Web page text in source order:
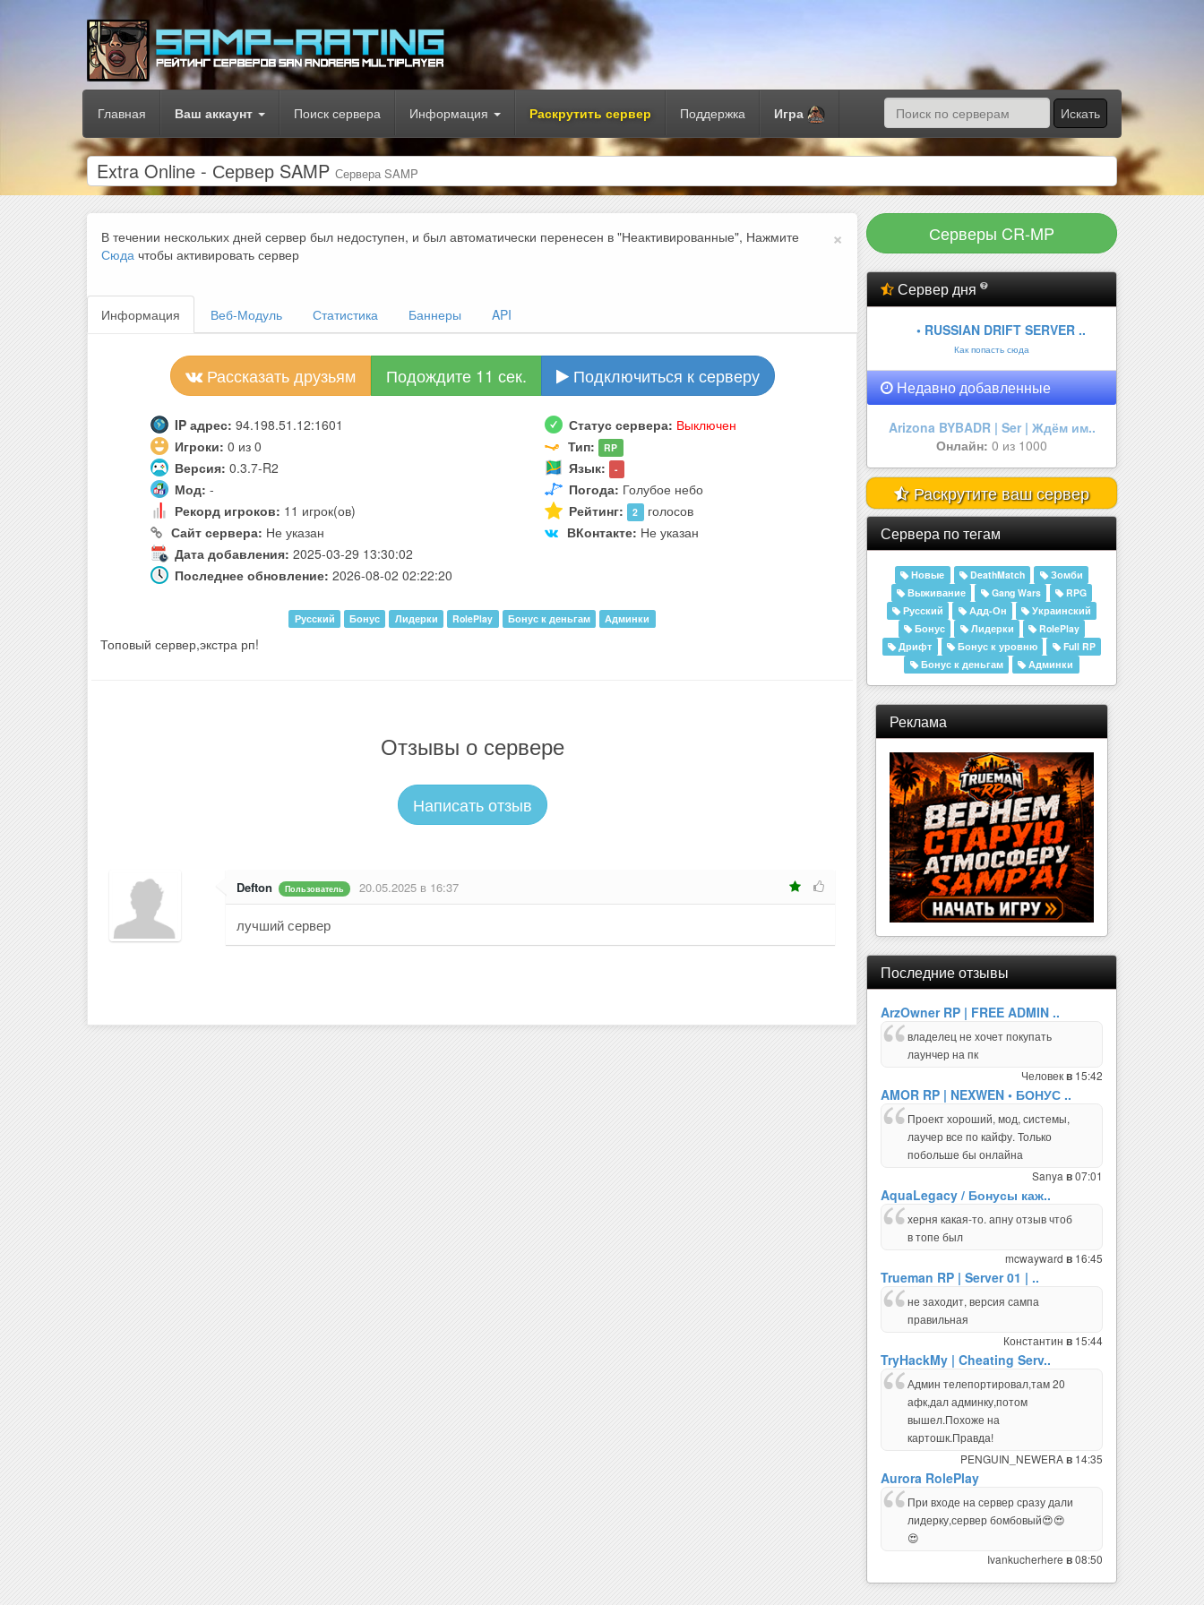
Главная Ваш аккаунт Поиск сервера Информация Раскрутить сервер Поддержка Игра Искать
Extra Online - Сервер SAMP Сервера SAMP
×
В течении нескольких дней сервер был недоступен, и был автоматически перенесен в "Неактивированные", Нажмите
Сюда чтобы активировать сервер
Информация Веб-Модуль Статистика Баннеры API
Рассказать друзьям Подождите 10 сек. Подключиться к серверу
IP адрес: 94.198.51.12:1601 Статус сервера: Выключен
Игроки: 0 из 0 Тип: RP
Версия: 0.3.7-R2 Язык: -
Мод: - Погода: Голубое небо
Рекорд игроков: 11 игрок(ов) Рейтинг: 2 голосов
Сайт сервера: Не указан ВКонтакте: Не указан
Дата добавления: 2025-03-29 13:30:02
Последнее обновление: 2026-08-02 02:22:20
Русский Бонус Лидерки RolePlay Бонус к деньгам Админки
Топовый сервер,экстра рп!
Отзывы о сервере
Написать отзыв
Defton Пользователь 20.05.2025 в 16:37
лучший сервер
Серверы CR-MP
Сервер дня
• RUSSIAN DRIFT SERVER ..
Как попасть сюда
Недавно добавленные
Aurora RolePlay
Онлайн:0 из 50
Раскрутите ваш сервер
Сервера по тегам
Новые DeathMatch
Зомби
Выживание
Gang Wars
RPG
Русский
Адд-Он
Украинский
Бонус
Лидерки
RolePlay
Дрифт
Бонус к уровню
Full RP
Бонус к деньгам
Админки
Реклама
Последние отзывы
ArzOwner RP | FREE ADMIN ..
владелец не хочет покупать
лаунчер на пк
Человекв 15:42
AMOR RP | NEXWEN • БОНУС ..
Проект хороший, мод, системы,
лаучер все по кайфу. Только
побольше бы онлайна
Sanya в07:01
AquaLegacy / Бонусы каж..
херня какая-то. апну отзыв чтоб
в топе был
mcwayward в 16:45
Trueman RP | Server 01 | ..
не заходит, версия сампа
правильная
Константин в 15:44
TryHackMy | Cheating Serv..
Админ телепортировал,там 20
афк,дал админку,потом
вышел.Похоже на
картошк.Правда!
PENGUIN_NEWERAв 14:35
Aurora RolePlay
При входе на сервер сразу дали
лидерку,сервер бомбовый😍😍
😍
Ivankucherhere в08:50